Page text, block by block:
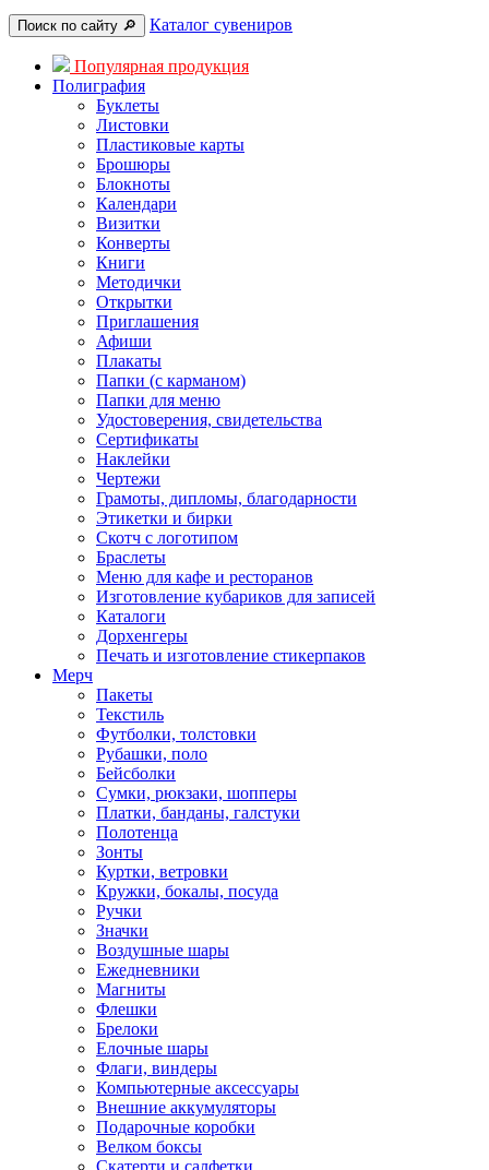
Поиск по сайту 🔎︎ Каталог сувениров
Популярная продукция
Полиграфия
Буклеты
Листовки
Пластиковые карты
Брошюры
Блокноты
Календари
Визитки
Конверты
Книги
Методички
Открытки
Приглашения
Афиши
Плакаты
Папки (с карманом)
Папки для меню
Удостоверения, свидетельства
Сертификаты
Наклейки
Чертежи
Грамоты, дипломы, благодарности
Этикетки и бирки
Скотч с логотипом
Браслеты
Меню для кафе и ресторанов
Изготовление кубариков для записей
Каталоги
Дорхенгеры
Печать и изготовление стикерпаков
Мерч
Пакеты
Текстиль
Футболки, толстовки
Рубашки, поло
Бейсболки
Cумки, рюкзаки, шопперы
Платки, банданы, галстуки
Полотенца
Зонты
Куртки, ветровки
Кружки, бокалы, посуда
Ручки
Значки
Воздушные шары
Ежедневники
Магниты
Флешки
Брелоки
Елочные шары
Флаги, виндеры
Компьютерные аксессуары
Внешние аккумуляторы
Подарочные коробки
Велком боксы
Скатерти и салфетки